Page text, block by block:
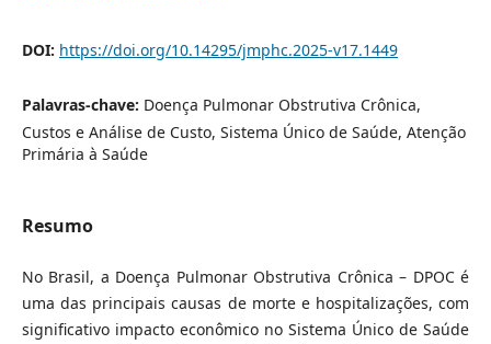
DOI: https://doi.org/10.14295/jmphc.2025-v17.1449
Palavras-chave: Doença Pulmonar Obstrutiva Crônica,
Custos e Análise de Custo, Sistema Único de Saúde, Atenção
Primária à Saúde
Resumo
No Brasil, a Doença Pulmonar Obstrutiva Crônica – DPOC é
uma das principais causas de morte e hospitalizações, com
significativo impacto econômico no Sistema Único de Saúde